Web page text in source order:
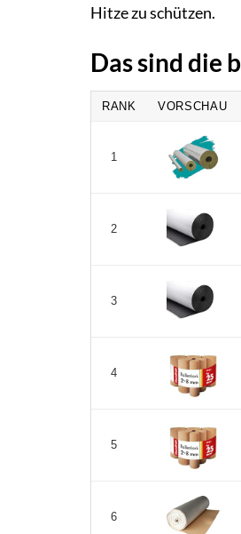
Hitze zu schützen.
Das sind die
RANK VORSCHAU
1
2
3
4
5
6